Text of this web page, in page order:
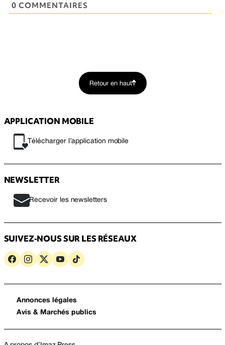
0 COMMENTAIRES
Retour en haut
APPLICATION MOBILE
Télécharger l’application mobile
NEWSLETTER
Recevoir les newsletters
SUIVEZ-NOUS SUR LES RÉSEAUX
Annonces légales
Avis & Marchés publics